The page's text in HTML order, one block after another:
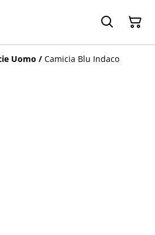
Uomo / Camicia Blu Indaco